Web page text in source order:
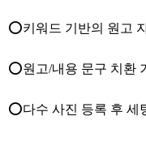
⭕키워드 기반의 원고
⭕원고/내용 문구 치환
⭕다수 사진 등록 후 세